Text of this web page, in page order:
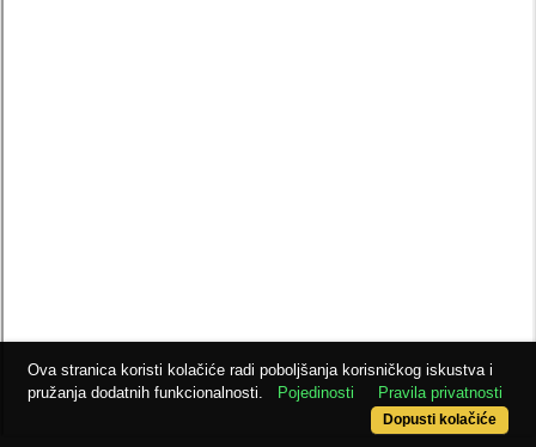
Ova stranica koristi kolačiće radi poboljšanja korisničkog iskustva i
pružanja dodatnih funkcionalnosti.
Pojedinosti Pravila privatnosti
Dopusti kolačiće